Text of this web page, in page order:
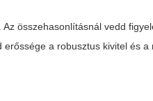
összehasonlításnál vedd
erőssége a robusztus kivitel és